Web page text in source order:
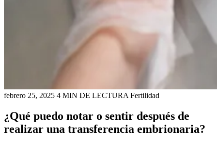
febrero 25, 2025 4 MIN DE LECTURA Fertilidad
¿Qué puedo notar o sentir después de
realizar una transferencia embrionaria?